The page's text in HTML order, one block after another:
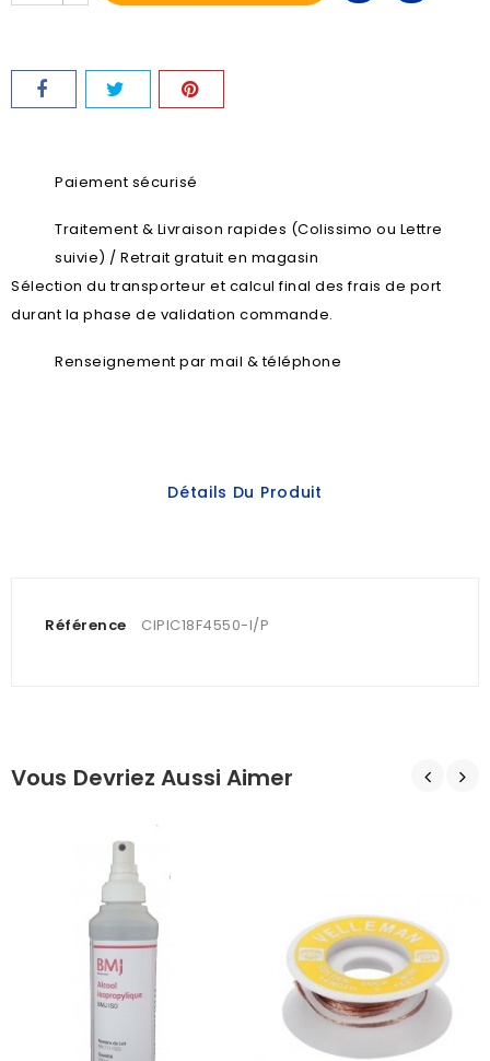
Paiement sécurisé
Traitement & Livraison rapides (Colissimo ou Lettre
suivie) / Retrait gratuit en magasin
Sélection du transporteur et calcul final des frais de port
durant la phase de validation commande.
Renseignement par mail & téléphone
Détails Du Produit
Référence CIPIC18F4550-I/P
Vous Devriez Aussi Aimer